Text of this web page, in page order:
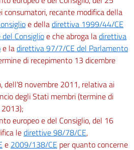
recante modifica della
e delladirettiva 1999/44/CE
Consiglioe che abroga ladirettiva
e ladirettiva 97/7/CE del Parlamento
di recepimento 13 dicembre
dell'8 novembre 2011, relativa ai
degli Stati membri (termine di
europeo e del Consiglio, del 16
ledirettive 98/78/CE,
e 2009/138/CE per quanto concerne